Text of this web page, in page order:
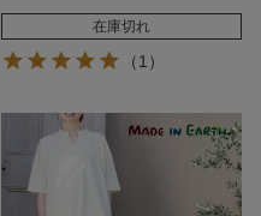
在庫切れ
（1）